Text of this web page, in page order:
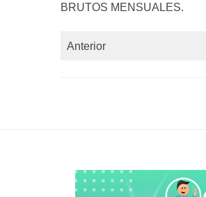
BRUTOS MENSUALES.
Anterior